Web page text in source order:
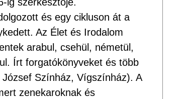
és egy cikluson át a
Az Élet és Irodalom
arabul, csehül, németül,
Írt forgatókönyveket és több
Színház, Vígszínház). A
zenekaroknak és